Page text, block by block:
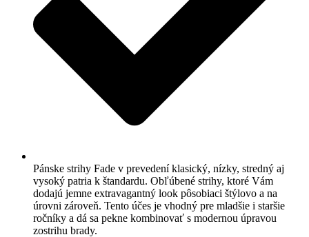
Pánske strihy Fade v prevedení klasický, nízky, stredný aj
vysoký patria k štandardu. Obľúbené strihy, ktoré Vám
dodajú jemne extravagantný look pôsobiaci štýlovo a na
úrovni zároveň. Tento účes je vhodný pre mladšie i staršie
ročníky a dá sa pekne kombinovať s modernou úpravou
zostrihu brady.